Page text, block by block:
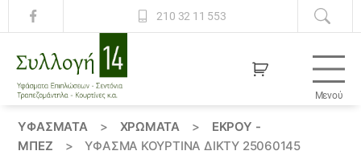
210 32 11 553
14
Μενού
ΥΦΆΣΜΑΤΑ > ΧΡΏΜΑΤΑ >
ΕΚΡΟΥ -
ΜΠΕΖ
> ΎΦΑΣΜΑ ΚΟΥΡΤΊΝΑ ΔΊΚΤΥ 25060145